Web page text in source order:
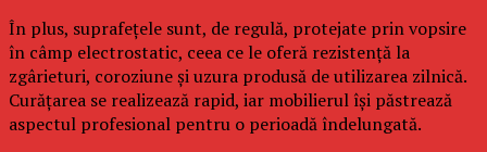
În plus, suprafețele sunt, de regulă, protejate prin vopsire
în câmp electrostatic, ceea ce le oferă rezistență la
zgârieturi, coroziune și uzura produsă de utilizarea zilnică.
Curățarea se realizează rapid, iar mobilierul își păstrează
aspectul profesional pentru o perioadă îndelungată.